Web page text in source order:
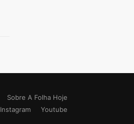
Sobre A Folha Hoje
Instagram Youtube